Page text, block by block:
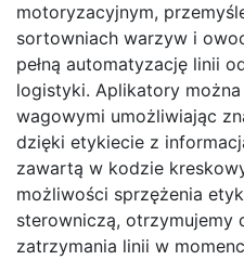
motoryzacyjnym,
sortowniach warzyw i
pełną automatyzację linii
logistyki. Aplikatory
wagowymi umożliwiając
dzięki etykiecie z
zawartą w kodzie
możliwości sprzężenia
sterowniczą, otrzymujemy
zatrzymania linii w